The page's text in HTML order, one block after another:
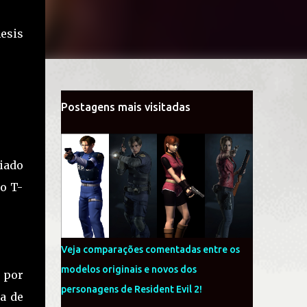
T-
por
de
Postagens mais visitadas
Veja comparações comentadas entre os
modelos originais e novos dos
personagens de Resident Evil 2!